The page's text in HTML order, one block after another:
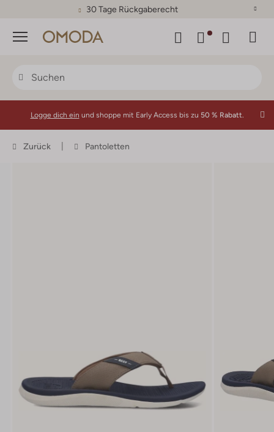
30 Tage Rückgaberecht
Menü
Logge dich ein und shoppe mit Early Access bis zu 50 % Rabatt.
Zurück Pantoletten